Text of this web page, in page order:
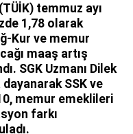
temmuz ayı
1,78 olarak
Kur ve memur
maaş artış
SGK Uzmanı Dilek
SSK ve
memur emeklileri
farkı